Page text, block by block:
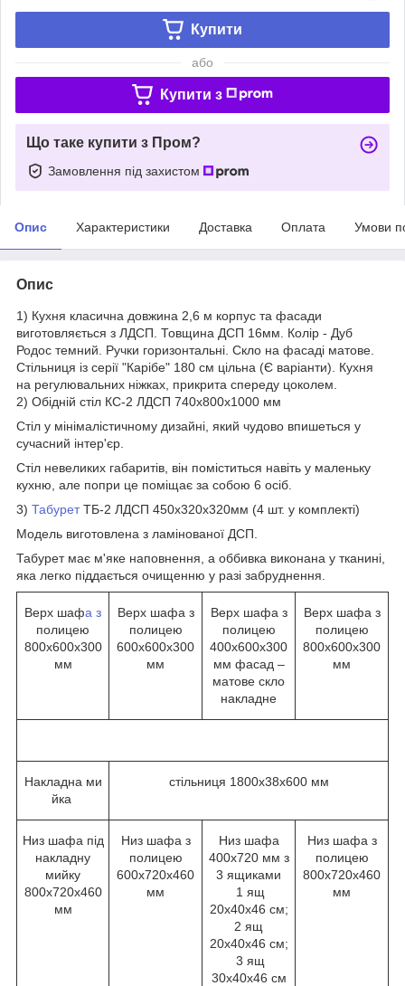
Купити
або
Купити з
Що таке купити з Пром?
Замовлення під захистом
Опис Характеристики Доставка Оплата Умови
Опис
1) Кухня класична довжина 2,6 м корпус та фасади
виготовляється з ЛДСП. Товщина ДСП 16мм. Колір - Дуб
Родос темний. Ручки горизонтальні. Скло на фасаді матове.
Стільниця із серії "Карібе" 180 см цільна (Є варіанти). Кухня
на регулювальних ніжках, прикрита спереду цоколем.
2) Обідній стіл КС-2 ЛДСП 740х800х1000 мм
Стіл у мінімалістичному дизайні, який чудово впишеться у
сучасний інтер'єр.
Стіл невеликих габаритів, він поміститься навіть у маленьку
кухню, але попри це поміщає за собою 6 осіб.
3) ТабуретТБ-2 ЛДСП 450х320х320мм (4 шт. у комплекті)
Модель виготовлена з ламінованої ДСП.
Табурет має м'яке наповнення, а оббивка виконана у тканині,
яка легко піддається очищенню у разі забруднення.
Верх шафа з
полицею
800х600х300
мм
Верх шафа з
полицею
600х600х300
мм
Верх шафа з
полицею
400х600х300
мм фасад –
матове скло
накладне
Верх шафа з
полицею
800х600х300
мм
Накладна ми
йка
стільниця 1800х38х600 мм
Низ шафа під
накладну
мийку
800х720х460
мм
Низ шафа з
полицею
600х720х460
мм
Низ шафа
400х720 мм з
3 ящиками
1 ящ
20х40х46 см;
2 ящ
20х40х46 см;
3 ящ
30х40х46 см
Низ шафа з
полицею
800х720х460
мм